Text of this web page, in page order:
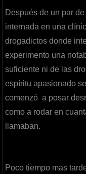
Después de un par
internada en una
drogadictos donde
experimento una
suficiente ni de las
espíritu apasionado
comenzó a posar
como a rodar en
llamaban.
Poco tiempo mas